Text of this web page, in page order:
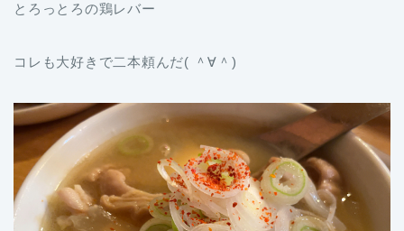
とろっとろの鶏レバー
コレも大好きで二本頼んだ( ＾∀＾)